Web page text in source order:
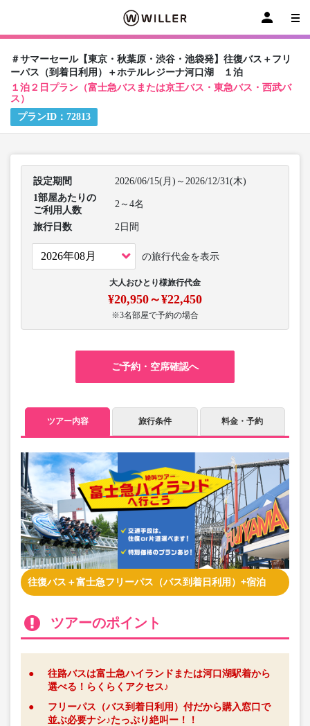
＃サマーセール【東京・秋葉原・渋谷・池袋発】往復バス＋フリ
ーパス（到着日利用）＋ホテルレジーナ河口湖 １泊
１泊２日プラン（富士急バスまたは京王バス・東急バス・西武バ
ス）
プランID： 72813
設定期間
2026/06/15(月)～2026/12/31(木)
1部屋あたりの
ご利用人数
2～4名
旅行日数 2日間
の旅行代金を表示
大人おひとり様旅行代金
¥20,950～¥22,450
※3名部屋で予約の場合
ご予約・空席確認へ
ツアー内容 旅行条件 料金・予約
往復バス＋富士急フリーパス（バス到着日利用）+宿泊
ツアーのポイント
●
往路バスは富士急ハイランドまたは河口湖駅着から
選べる！らくらくアクセス♪
●
フリーパス（バス到着日利用）付だから購入窓口で
並ぶ必要ナシ♪たっぷり絶叫ー！！